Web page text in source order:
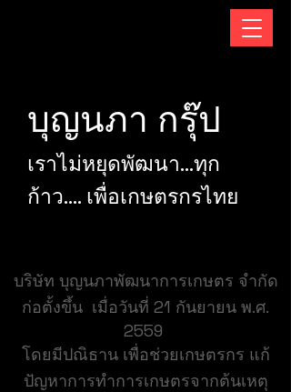
บุญนภา กรุ๊ป
เราไม่หยุดพัฒนา...ทุก
ก้าว.... เพื่อเกษตรกรไทย
บริษัท บุญนภาพัฒนาการเกษตร จำกัด
ก่อตั้งขึ้น เมื่อวันที่ 21 กันยายน พ.ศ.
2559
โดยมีปณิธาน เพื่อช่วยเกษตรกร แก้
ปัญหาการทำการเกษตรจากต้นเหตุ